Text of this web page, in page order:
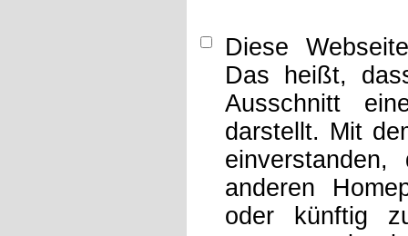
Diese
Das heißt,
Ausschnitt
darstellt. Mit
anderen
oder künftig